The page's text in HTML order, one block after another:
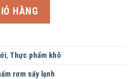
- 50gr số lượng
HÀNG
, Thực phẩm khô
rơm sấy lạnh